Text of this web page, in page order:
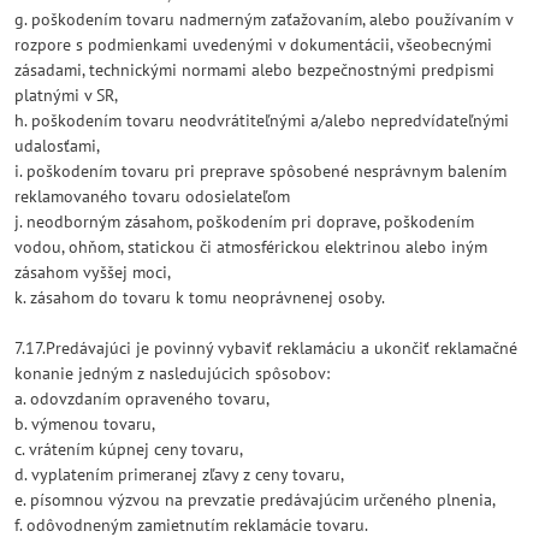
g. poškodením tovaru nadmerným zaťažovaním, alebo používaním v
rozpore s podmienkami uvedenými v dokumentácii, všeobecnými
zásadami, technickými normami alebo bezpečnostnými predpismi
platnými v SR,
h. poškodením tovaru neodvrátiteľnými a/alebo nepredvídateľnými
udalosťami,
i. poškodením tovaru pri preprave spôsobené nesprávnym balením
reklamovaného tovaru odosielateľom
j. neodborným zásahom, poškodením pri doprave, poškodením
vodou, ohňom, statickou či atmosférickou elektrinou alebo iným
zásahom vyššej moci,
k. zásahom do tovaru k tomu neoprávnenej osoby.
7.17.Predávajúci je povinný vybaviť reklamáciu a ukončiť reklamačné
konanie jedným z nasledujúcich spôsobov:
a. odovzdaním opraveného tovaru,
b. výmenou tovaru,
c. vrátením kúpnej ceny tovaru,
d. vyplatením primeranej zľavy z ceny tovaru,
e. písomnou výzvou na prevzatie predávajúcim určeného plnenia,
f. odôvodneným zamietnutím reklamácie tovaru.